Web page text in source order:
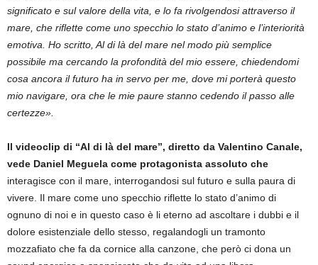
significato e sul valore della vita, e lo fa rivolgendosi attraverso il
mare, che riflette come uno specchio lo stato d’animo e l’interiorità
emotiva. Ho scritto, Al di là del mare nel modo più semplice
possibile ma cercando la profondità del mio essere, chiedendomi
cosa ancora il futuro ha in servo per me, dove mi porterà questo
mio navigare, ora che le mie paure stanno cedendo il passo alle
certezze».
Il videoclip di “Al di là del mare”, diretto da Valentino Canale,
vede Daniel Meguela come protagonista assoluto che
interagisce con il mare, interrogandosi sul futuro e sulla paura di
vivere. Il mare come uno specchio riflette lo stato d’animo di
ognuno di noi e in questo caso è li eterno ad ascoltare i dubbi e il
dolore esistenziale dello stesso, regalandogli un tramonto
mozzafiato che fa da cornice alla canzone, che però ci dona un